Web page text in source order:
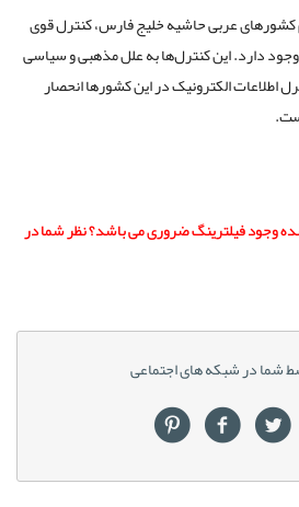
کشورهای عربی حاشیه خلیج فارس، کنترل قوی
وجود دارد. این کنترل‌ها به علل مذهبی و سیاسی
الکترونیک در این کشورها انحصار
وجود فیلترینگ ضروری می باشد؟ نظر شما در
شما در شبکه های اجتماعی